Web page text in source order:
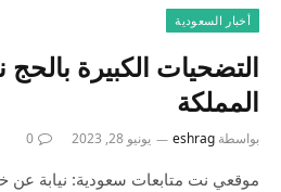
أخبار السعودية
التضحيات الكبيرة بالحج
المملكة
بواسطة eshrag يونيو 28, 2023 0
موقعي نت متابعات سعودية: نيابة عن